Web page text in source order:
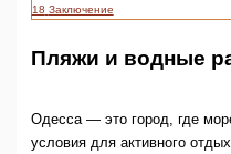
18 Заключение
Пляжи и водные
Одесса — это город, где
условия для активного